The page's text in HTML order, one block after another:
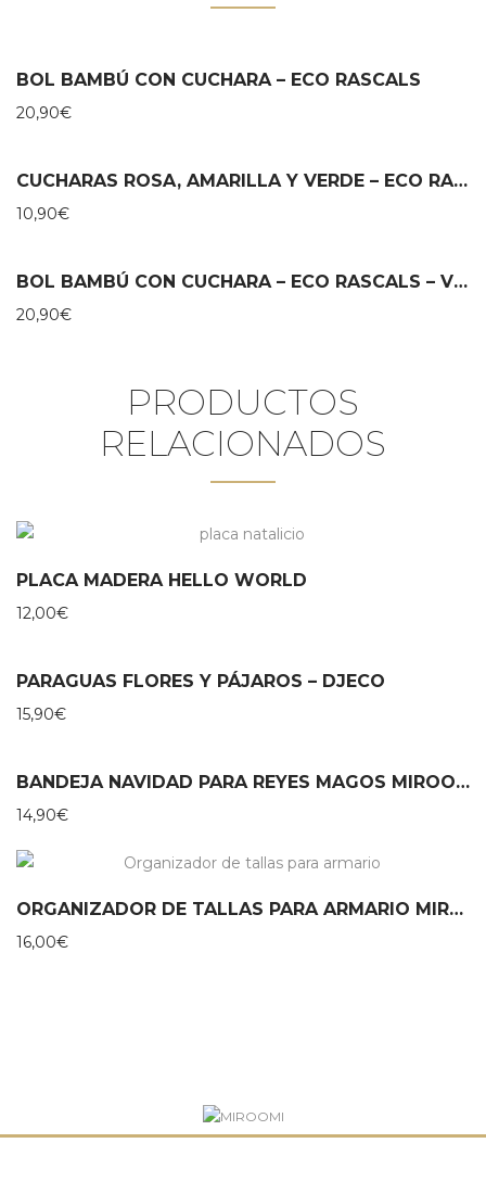
BOL BAMBÚ CON CUCHARA – ECO RASCALS
20,90€
CUCHARAS ROSA, AMARILLA Y VERDE – ECO RASCALS
10,90€
BOL BAMBÚ CON CUCHARA – ECO RASCALS – VERDE
20,90€
PRODUCTOS
RELACIONADOS
PLACA MADERA HELLO WORLD
12,00€
PARAGUAS FLORES Y PÁJAROS – DJECO
15,90€
BANDEJA NAVIDAD PARA REYES MAGOS MIROOMI
14,90€
ORGANIZADOR DE TALLAS PARA ARMARIO MIROOMI
16,00€